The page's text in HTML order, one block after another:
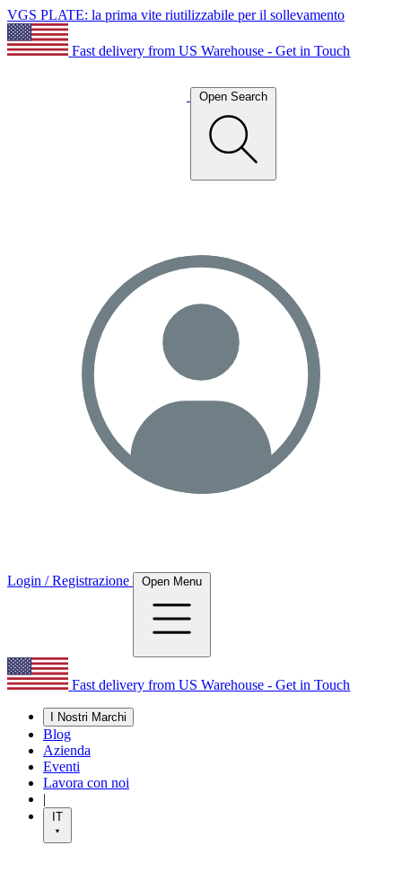
VGS PLATE: la prima vite riutilizzabile per il sollevamento
Fast delivery from US Warehouse - Get in Touch
Open Search
Login / Registrazione Open Menu
Fast delivery from US Warehouse - Get in Touch
I Nostri Marchi
Blog
Azienda
Eventi
Lavora con noi
|
IT